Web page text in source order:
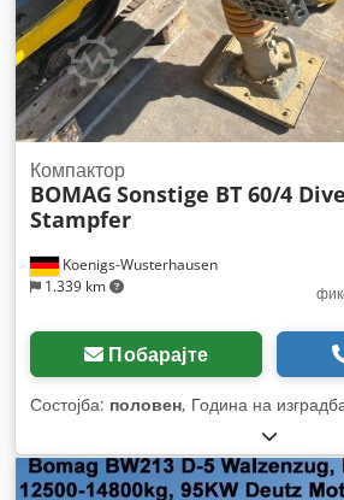
Koenigs-Wusterhausen
1.339 km
Компактор
BOMAG Sonstige BT 60/4
Stampfer
Побарајте
Состојба: половен, Година на